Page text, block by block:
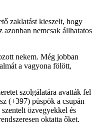
zaklatást kieszelt, hogy
azonban nemcsak állhatatos
nekem. Még jobban
a vagyona fölött,
szolgálatára avatták fel
(+397) püspök a csupán
özvegyekkel és
oktatta őket.